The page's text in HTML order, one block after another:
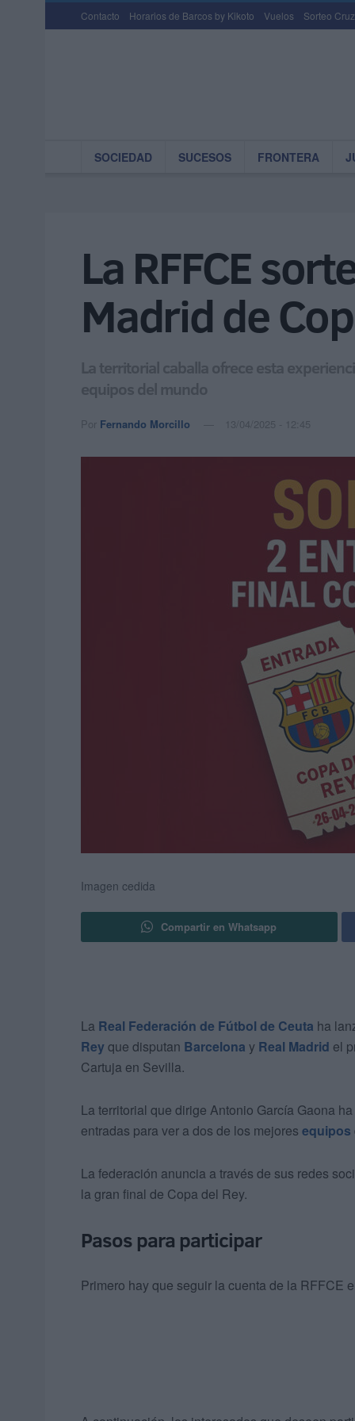
Contacto Horarios de Barcos by Kikoto Vuelos Sorteo
SOCIEDAD SUCESOS FRONTERA
La RFFCE
Madrid de
La territorial caballa ofrece esta
equipos del mundo
Por Fernando Morcillo 13/04/2025 - 12:45
Imagen cedida
Compartir en Whatsapp
La Real Federación de Fútbol de Ceuta ha
Reyque disputan Barcelona y Real Madrid el
Cartuja en Sevilla.
La territorial que dirige Antonio García Gaona
entradas para ver a dos de los mejores equipos
La federación anuncia a través de sus redes
la gran final de Copa del Rey.
Pasos para participar
Primero hay que seguir la cuenta de la RFFCE